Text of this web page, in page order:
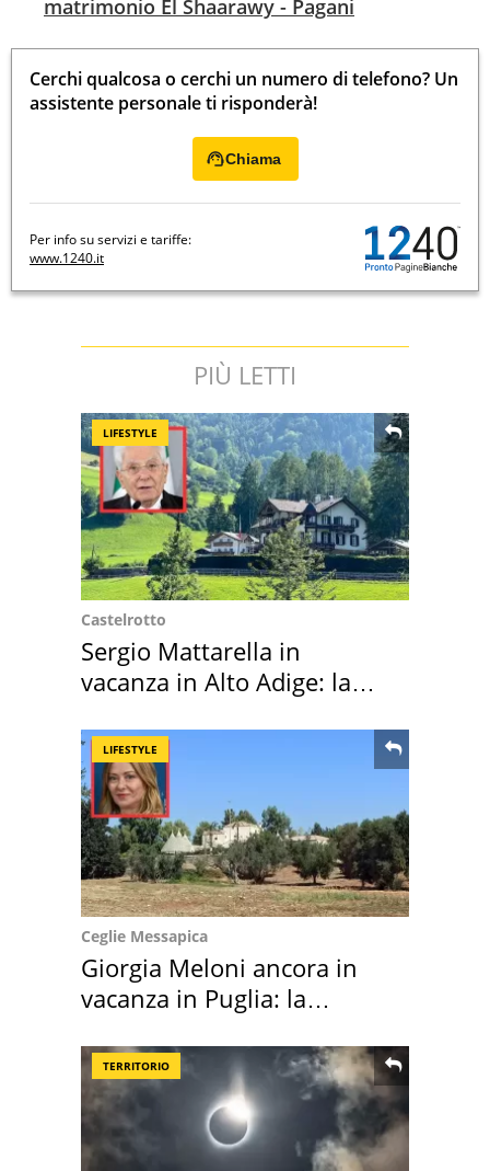
matrimonio El Shaarawy - Pagani
Cerchi qualcosa o cerchi un numero di telefono? Un
assistente personale ti risponderà!
Chiama
Per info su servizi e tariffe:
www.1240.it
PIÙ LETTI
LIFESTYLE
Castelrotto
Sergio Mattarella in
vacanza in Alto Adige: la
LIFESTYLE
Ceglie Messapica
Giorgia Meloni ancora in
vacanza in Puglia: la
TERRITORIO